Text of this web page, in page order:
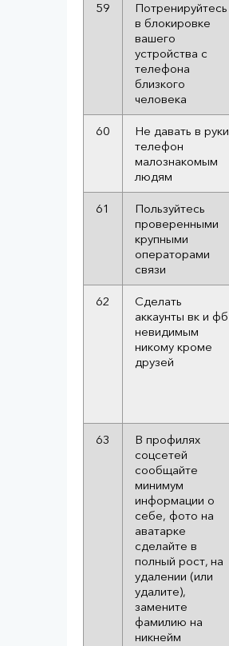
59
Потренируйтесь
в блокировке
вашего
устройства с
телефона
близкого
человека
60
Не давать в руки
телефон
малознакомым
людям
61
Пользуйтесь
проверенными
крупными
операторами
связи
62
Сделать
аккаунты вк и фб
невидимым
никому кроме
друзей
63
В профилях
соцсетей
сообщайте
минимум
информации о
себе, фото на
аватарке
сделайте в
полный рост, на
удалении (или
удалите),
замените
фамилию на
никнейм